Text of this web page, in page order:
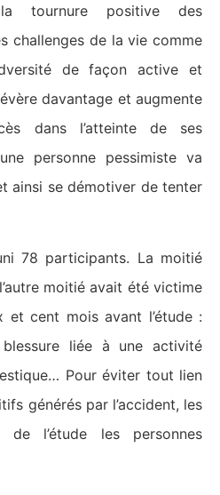
tournure positive des
challenges de la vie comme
de façon active et
davantage et augmente
dans l’atteinte de ses
personne pessimiste va
ainsi se démotiver de tenter
78 participants. La moitié
moitié avait été victime
et cent mois avant l’étude :
liée à une activité
Pour éviter tout lien
générés par l’accident, les
l’étude les personnes